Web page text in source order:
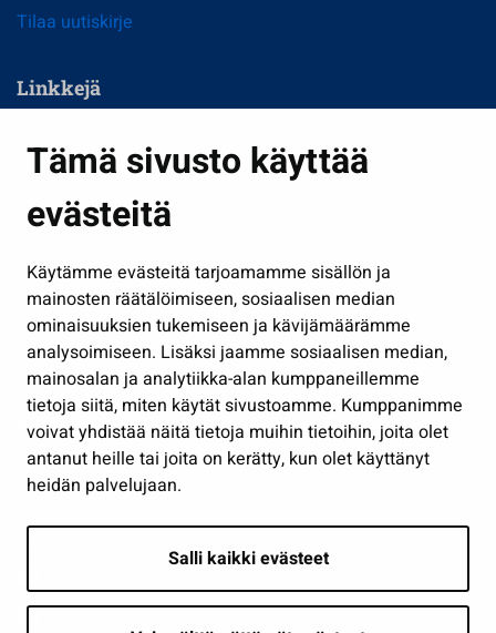
Tämä sivusto käyttää
evästeitä
Käytämme evästeitä tarjoamamme sisällön ja
mainosten räätälöimiseen, sosiaalisen median
ominaisuuksien tukemiseen ja kävijämäärämme
analysoimiseen. Lisäksi jaamme sosiaalisen median,
mainosalan ja analytiikka-alan kumppaneillemme
tietoja siitä, miten käytät sivustoamme. Kumppanimme
voivat yhdistää näitä tietoja muihin tietoihin, joita olet
antanut heille tai joita on kerätty, kun olet käyttänyt
heidän palvelujaan.
Salli kaikki evästeet
Tilaa uutiskirje
Linkkejä
Kasvatus ja opetus
Kulttuuri ja liikunta
Työ ja yrittäminen
Osallistu ja asioi
Näytä omat evästeasetukseni
Seuraa meitä